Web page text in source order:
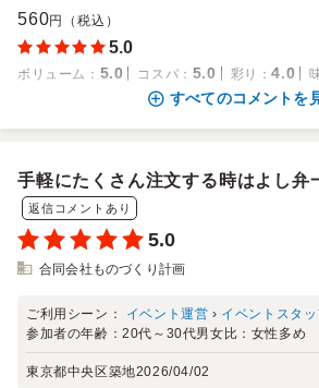
560円（税込）
5.0
ボリューム ： 5.0 コスパ ： 5.0 彩り ：4.0
すべてのコメントを
手軽にたくさん注文する時はよし弁
返信コメントあり
5.0
合同会社ものづくり計画
ご利用シーン： イベント運営 › イベントスタッ
参加者の年齢：20代～30代男女比： 女性多め
東京都中央区築地2026/04/02